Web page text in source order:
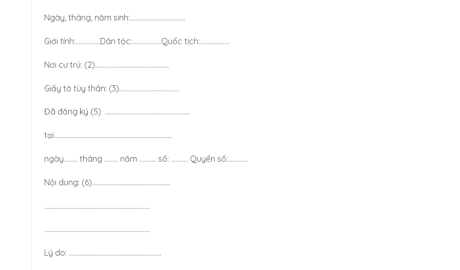
Ngày, tháng, năm sinh:………………………………
Giới tính:…………….Dân tộc:……………….Quốc tịch:……………….
Nơi cư trú: (2)…………………………………………
Giấy tờ tùy thân: (3)…………………………………
Đã đăng ký (5) ……………………………………………….
tại…………………………………………………………………..
ngày……… tháng ……… năm ……….. số: ……….. Quyển số:………….
Nội dung: (6)……………………………………………
……………………………………………………………
……………………………………………………………
Lý do: ……………………………………………………